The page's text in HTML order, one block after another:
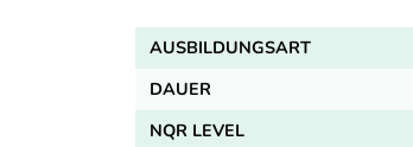
AUSBILDUNGSART
DAUER
NQR LEVEL